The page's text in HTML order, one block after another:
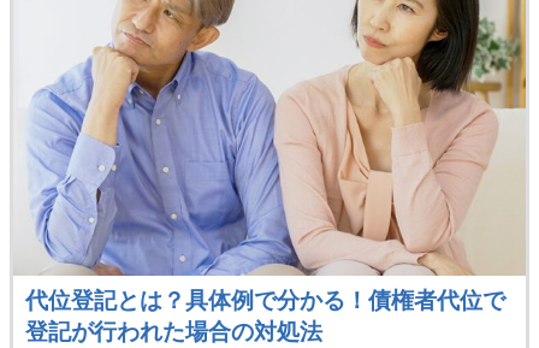
代位登記とは？具体例で分かる！債権者代位で
登記が行われた場合の対処法